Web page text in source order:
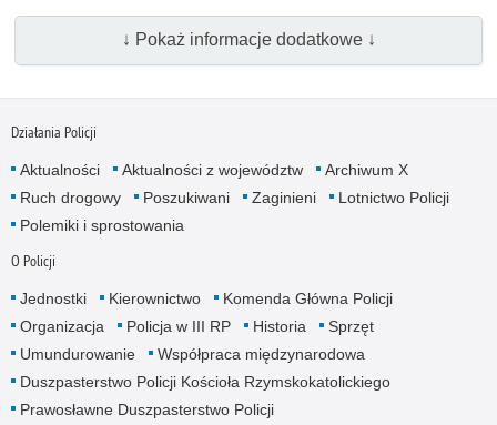
↓ Pokaż informacje dodatkowe ↓
Działania Policji
Aktualności Aktualności z województw
Archiwum X
Ruch drogowy
Poszukiwani Zaginieni
Lotnictwo Policji
Polemiki i sprostowania
O Policji
Jednostki Kierownictwo
Komenda Główna Policji
Organizacja
Policja w III RP Historia
Sprzęt
Umundurowanie
Współpraca międzynarodowa
Duszpasterstwo Policji Kościoła Rzymskokatolickiego
Prawosławne Duszpasterstwo Policji